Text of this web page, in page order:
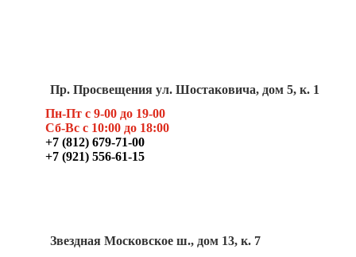
Пр. Просвещения ул. Шостаковича, дом 5, к. 1
Пн-Пт с 9-00 до 19-00
Сб-Вс с 10:00 до 18:00
+7 (812) 679-71-00
+7 (921) 556-61-15
Звездная Московское ш., дом 13, к. 7